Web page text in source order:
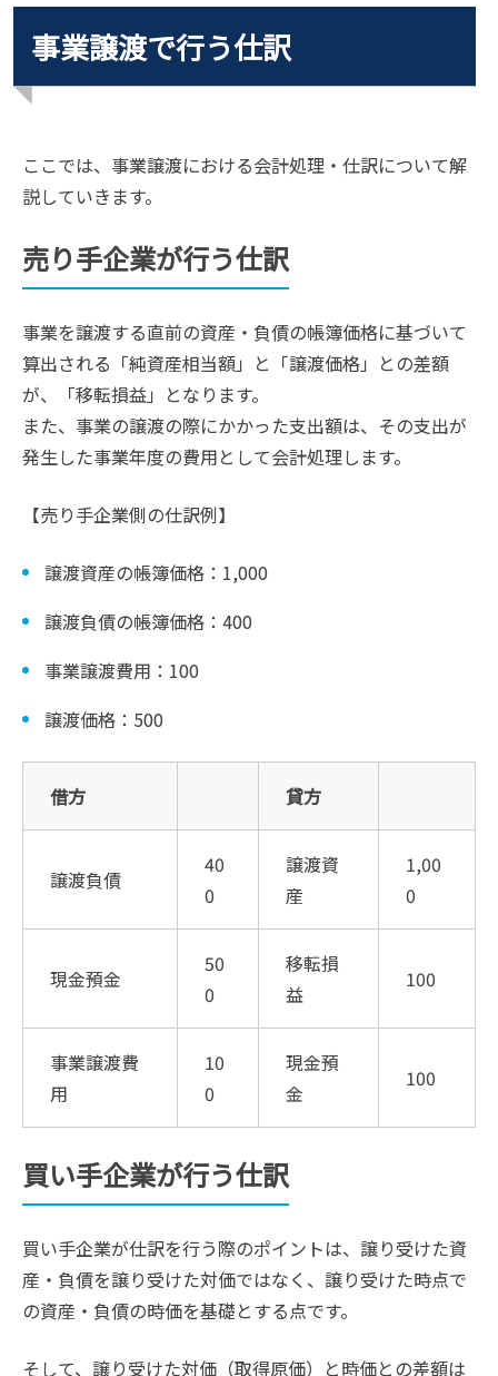
事業譲渡で行う仕訳
ここでは、事業譲渡における会計処理・仕訳について解
説していきます。
売り手企業が行う仕訳
事業を譲渡する直前の資産・負債の帳簿価格に基づいて
算出される「純資産相当額」と「譲渡価格」との差額
が、「移転損益」となります。
また、事業の譲渡の際にかかった支出額は、その支出が
発生した事業年度の費用として会計処理します。
【売り手企業側の仕訳例】
譲渡資産の帳簿価格：1,000
譲渡負債の帳簿価格：400
事業譲渡費用：100
譲渡価格：500
借方 貸方
譲渡負債
40
0
譲渡資
産
1,00
0
現金預金
50
0
移転損
益
100
事業譲渡費
用
10
0
現金預
金
100
買い手企業が行う仕訳
買い手企業が仕訳を行う際のポイントは、譲り受けた資
産・負債を譲り受けた対価ではなく、譲り受けた時点で
の資産・負債の時価を基礎とする点です。
そして、譲り受けた対価（取得原価）と時価との差額は